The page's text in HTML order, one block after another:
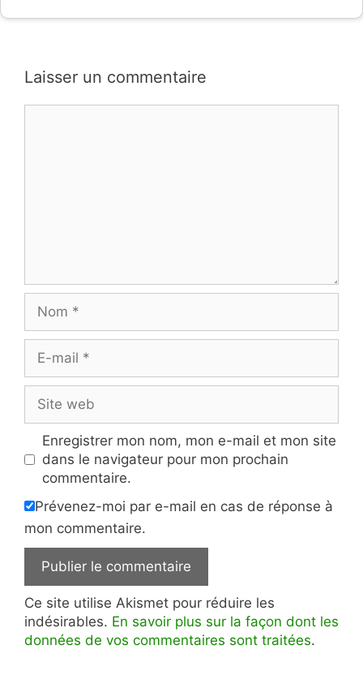
Laisser un commentaire
mail
web
Enregistrer mon nom, mon e-mail et mon site
dans le navigateur pour mon prochain
commentaire.
Prévenez-moi par e-mail en cas de réponse à
mon commentaire.
Ce site utilise Akismet pour réduire les
indésirables. En savoir plus sur la façon dont les
données de vos commentaires sont traitées.